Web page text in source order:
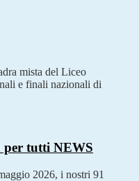
mista del Liceo
e finali nazionali di
per tutti NEWS
2026, i nostri 91